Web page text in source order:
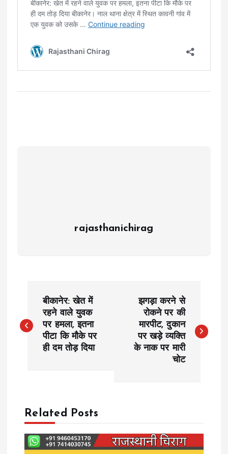
rajasthanichirag
o
a
v
बीकानेर: खेत में
रहने वाले युवक
पर हमला, इतना
पीटा कि मौके पर
ही दम तोड़ दिया
झगड़ा करने से
रोकने पर की
मारपीट, दुकान
पर खड़े व्यक्ति
के नाक पर मारी
चोट
Related Posts